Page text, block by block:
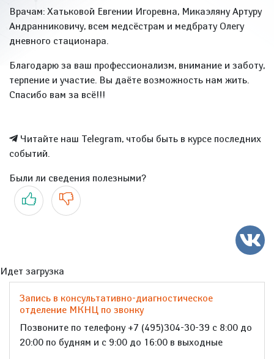
Врачам: Хатьковой Евгении Игоревна, Микаэляну Артуру
Андранниковичу, всем медсёстрам и медбрату Олегу
дневного стационара.
Благодарю за ваш профессионализм, внимание и заботу,
терпение и участие. Вы даёте возможность нам жить.
Спасибо вам за всё!!!
Читайте наш Telegram, чтобы быть в курсе последних
событий.
Были ли сведения полезными?
Да Нет
Идет загрузка
Запись в консультативно-диагностическое
отделение МКНЦ по звонку
Позвоните по телефону +7 (495)304-30-39 с 8:00 до
20:00 по будням и с 9:00 до 16:00 в выходные